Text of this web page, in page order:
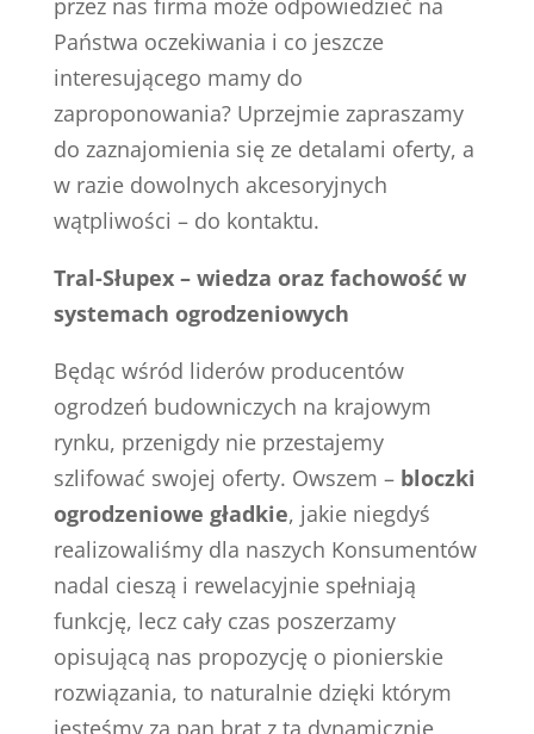
przez nas firma może odpowiedzieć na
Państwa oczekiwania i co jeszcze
interesującego mamy do
zaproponowania? Uprzejmie zapraszamy
do zaznajomienia się ze detalami oferty, a
w razie dowolnych akcesoryjnych
wątpliwości – do kontaktu.
Tral-Słupex – wiedza oraz fachowość w
systemach ogrodzeniowych
Będąc wśród liderów producentów
ogrodzeń budowniczych na krajowym
rynku, przenigdy nie przestajemy
szlifować swojej oferty. Owszem – bloczki
ogrodzeniowe gładkie, jakie niegdyś
realizowaliśmy dla naszych Konsumentów
nadal cieszą i rewelacyjnie spełniają
funkcję, lecz cały czas poszerzamy
opisującą nas propozycję o pionierskie
rozwiązania, to naturalnie dzięki którym